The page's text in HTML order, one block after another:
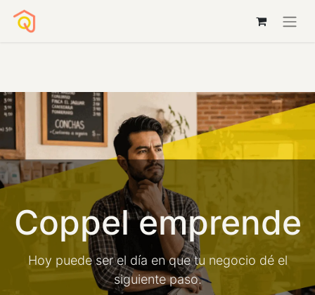
Coppel emprende
Hoy puede ser el día en que tu negocio dé el
siguiente paso.